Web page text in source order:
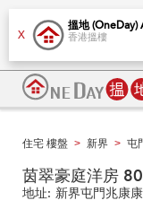
X
搵地 (OneDay)
香港搵樓
住宅 樓盤 > 新界 > 屯
茵翠豪庭洋房
地址: 新界屯門兆康